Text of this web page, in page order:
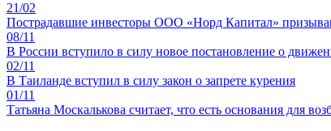
21/02
Пострадавшие инвесторы ООО «Норд Капитал»
08/11
В России вступило в силу новое постановление о
02/11
В Таиланде вступил в силу закон о запрете курения
01/11
Татьяна Москалькова считает, что есть основания для